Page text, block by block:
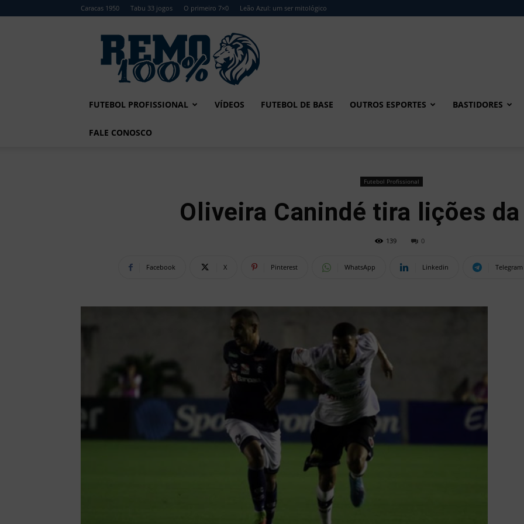
Caracas 1950 Tabu 33 jogos O primeiro 7×0 Leão Azul: um ser mitológico
Remo
FUTEBOL PROFISSIONAL VÍDEOS FUTEBOL DE BASE OUTROS ESPORTES BASTIDORES
FALE CONOSCO
Futebol Profissional
Oliveira Canindé tira lições
139 0
Facebook X Pinterest WhatsApp Linkedin Telegram